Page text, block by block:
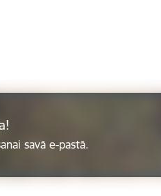
savā e-pastā.